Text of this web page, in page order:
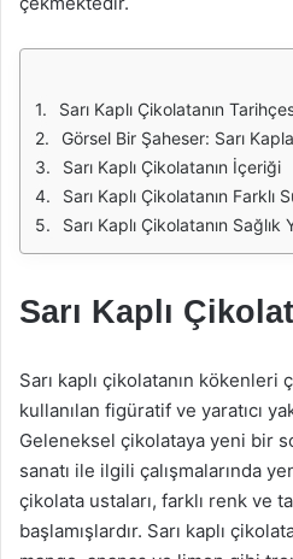
Sarı Kaplı Çikolatanın
Görsel Bir Şaheser: Sarı
Sarı Kaplı Çikolatanın İçeriği
Sarı Kaplı Çikolatanın Farklı
Sarı Kaplı Çikolatanın Sağlık
Sarı Kaplı
Sarı kaplı çikolatanın kökenleri
kullanılan figüratif ve yaratıcı
Geleneksel çikolataya yeni bir
sanatı ile ilgili çalışmalarında
çikolata ustaları, farklı renk ve
başlamışlardır. Sarı kaplı